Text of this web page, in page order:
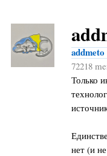
72218
Только
нет (и